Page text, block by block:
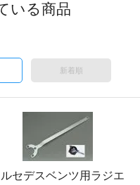
いる商品
新着順
ルセデスベンツ用ラジエ